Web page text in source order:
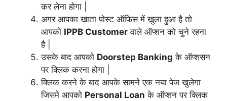
कर लेना होगा |
अगर आपका खाता पोस्ट ऑफिस में खुला हुआ है तो
आपको IPPB Customer वाले ऑप्शन को चुने रहना
है |
उसके बाद आपको Doorstep Banking के ऑप्शसन
पर क्लिक करना होगा |
क्लिक करने के बाद आपके सामने एक नया पेज खुलेगा
जिसमे आपको Personal Loan के ऑप्शन पर क्लिक